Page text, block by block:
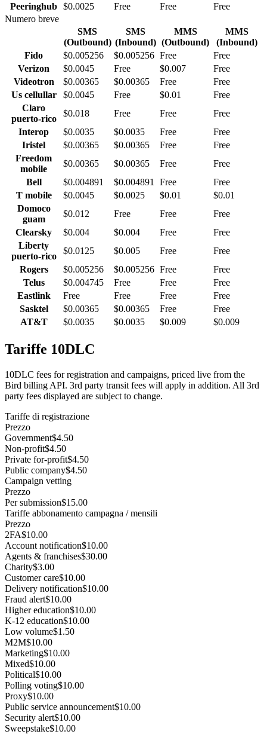
Peeringhub $0.0025 Free Free
Free
Numero breve
SMS
(Outbound)
SMS
(Inbound)
MMS
(Outbound)
MMS
(Inbound)
Fido
$0.005256 $0.005256 Free
Free
Verizon
$0.0045 Free $0.007
Free
Videotron
$0.00365 $0.00365 Free
Free
Us cellullar
$0.0045 Free $0.01
Free
Claro
puerto-rico
$0.018 Free Free
Free
Interop
$0.0035 $0.0035 Free
Free
Iristel
$0.00365 $0.00365 Free
Free
Freedom
mobile
$0.00365 $0.00365 Free
Free
Bell
$0.004891 $0.004891 Free
Free
T mobile
$0.0045 $0.0025 $0.01
$0.01
Domoco
guam
$0.012 Free Free
Free
Clearsky
$0.004 $0.004 Free
Free
Liberty
puerto-rico
$0.0125 $0.005 Free
Free
Rogers
$0.005256 $0.005256 Free
Free
Telus
$0.004745 Free Free
Free
Eastlink
Free Free Free
Free
Sasktel
$0.00365 $0.00365 Free
Free
AT&T
$0.0035 $0.0035 $0.009 $0.009
Tariffe 10DLC
10DLC fees for registration and campaigns, priced live from the
Bird billing API. 3rd party transit fees will apply in addition. All 3rd
party fees displayed are subject to change.
Tariffe di registrazione
Prezzo
Government$4.50
Non-profit$4.50
Private for-profit$4.50
Public company$4.50
Campaign vetting
Prezzo
Per submission$15.00
Tariffe abbonamento campagna / mensili
Prezzo
2FA$10.00
Account notification$10.00
Agents & franchises$30.00
Charity$3.00
Customer care$10.00
Delivery notification$10.00
Fraud alert$10.00
Higher education$10.00
K-12 education$10.00
Low volume$1.50
M2M$10.00
Marketing$10.00
Mixed$10.00
Political$10.00
Polling voting$10.00
Proxy$10.00
Public service announcement$10.00
Security alert$10.00
Sweepstake$10.00